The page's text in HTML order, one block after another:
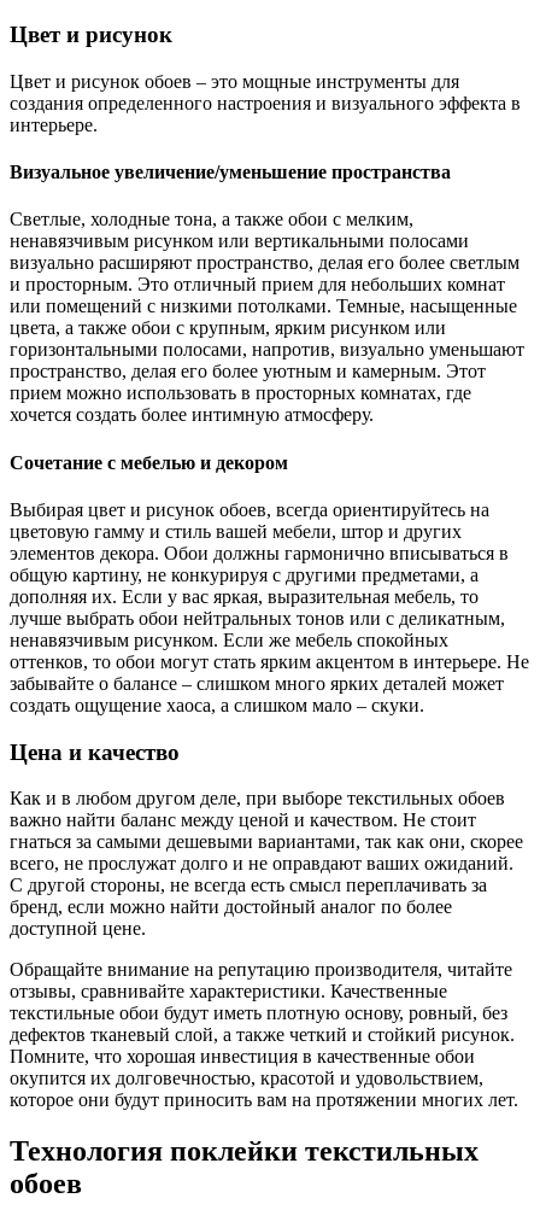
Цвет и рисунок
Цвет и рисунок обоев – это мощные инструменты для
создания определенного настроения и визуального эффекта в
интерьере.
Визуальное увеличение/уменьшение пространства
Светлые, холодные тона, а также обои с мелким,
ненавязчивым рисунком или вертикальными полосами
визуально расширяют пространство, делая его более светлым
и просторным. Это отличный прием для небольших комнат
или помещений с низкими потолками. Темные, насыщенные
цвета, а также обои с крупным, ярким рисунком или
горизонтальными полосами, напротив, визуально уменьшают
пространство, делая его более уютным и камерным. Этот
прием можно использовать в просторных комнатах, где
хочется создать более интимную атмосферу.
Сочетание с мебелью и декором
Выбирая цвет и рисунок обоев, всегда ориентируйтесь на
цветовую гамму и стиль вашей мебели, штор и других
элементов декора. Обои должны гармонично вписываться в
общую картину, не конкурируя с другими предметами, а
дополняя их. Если у вас яркая, выразительная мебель, то
лучше выбрать обои нейтральных тонов или с деликатным,
ненавязчивым рисунком. Если же мебель спокойных
оттенков, то обои могут стать ярким акцентом в интерьере. Не
забывайте о балансе – слишком много ярких деталей может
создать ощущение хаоса, а слишком мало – скуки.
Цена и качество
Как и в любом другом деле, при выборе текстильных обоев
важно найти баланс между ценой и качеством. Не стоит
гнаться за самыми дешевыми вариантами, так как они, скорее
всего, не прослужат долго и не оправдают ваших ожиданий.
С другой стороны, не всегда есть смысл переплачивать за
бренд, если можно найти достойный аналог по более
доступной цене.
Обращайте внимание на репутацию производителя, читайте
отзывы, сравнивайте характеристики. Качественные
текстильные обои будут иметь плотную основу, ровный, без
дефектов тканевый слой, а также четкий и стойкий рисунок.
Помните, что хорошая инвестиция в качественные обои
окупится их долговечностью, красотой и удовольствием,
которое они будут приносить вам на протяжении многих лет.
Технология поклейки текстильных
обоев